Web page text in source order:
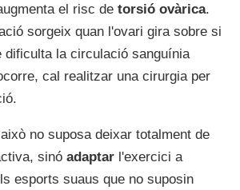
el risc detorsió ovàrica.
sorgeix quan l'ovari gira sobre si
dificulta la circulació sanguínia
cal realitzar una cirurgia per
no suposa deixar totalment de
sinóadaptar l'exercici a
esports suaus que no suposin